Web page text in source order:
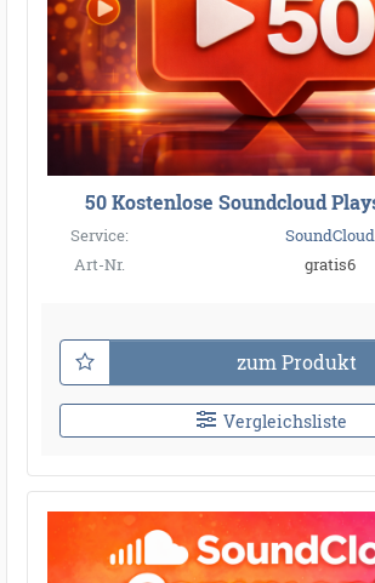
50 Kostenlose Soundcloud
Service:
SoundCloud
Art-Nr.
gratis6
zum Produkt
Vergleichsliste